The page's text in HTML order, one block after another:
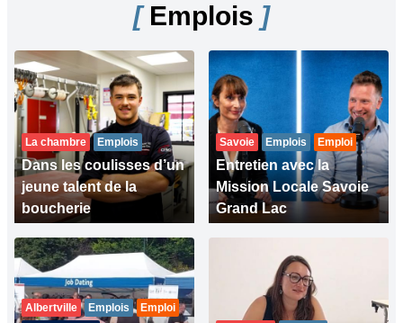
[Emplois ]
La chambre Emplois
Dans les coulisses d’un
jeune talent de la
boucherie
Savoie Emplois Emploi
Entretien avec la
Mission Locale Savoie
Grand Lac
Albertville Emplois
Emploi